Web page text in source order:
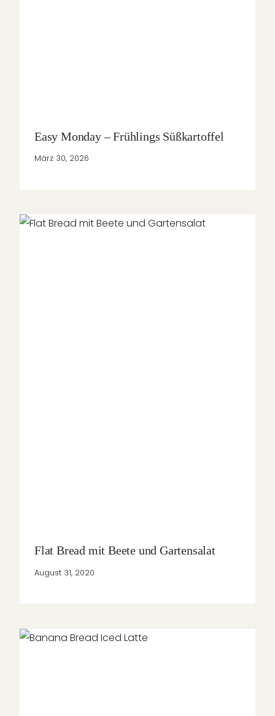
Easy Monday – Frühlings Süßkartoffel
März 30, 2026
Flat Bread mit Beete und Gartensalat
August 31, 2020